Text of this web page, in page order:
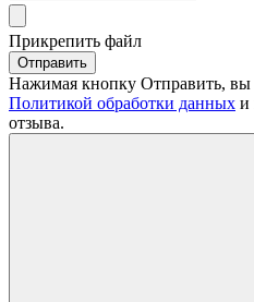
Прикрепить файл
Отправить
Нажимая кнопку Отправить, вы
Политикой обработки данных и
отзыва.